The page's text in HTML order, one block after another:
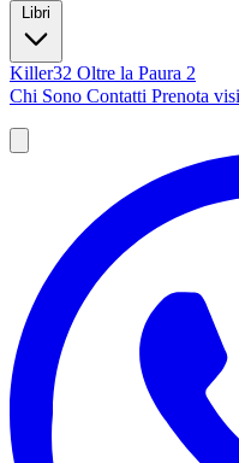
Killer32 Oltre la Paura 2
Chi Sono Contatti Prenota